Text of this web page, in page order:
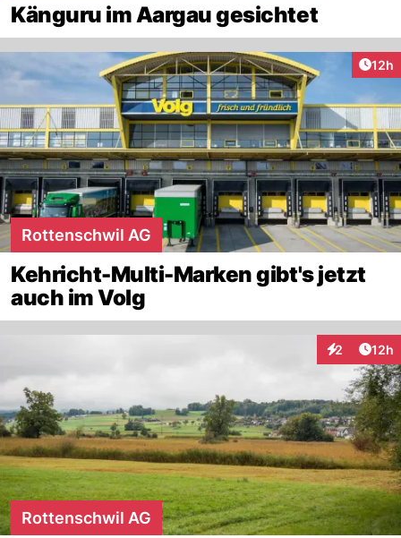
Känguru im Aargau gesichtet
12h
Rottenschwil AG
Kehricht-Multi-Marken gibt's jetzt
auch im Volg
2
Interaktionen
12h
Rottenschwil AG